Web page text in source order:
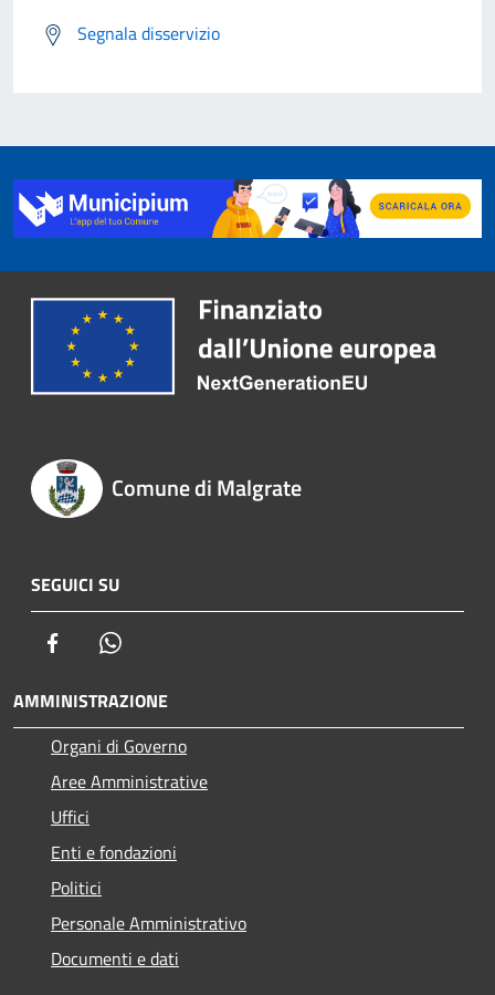
Segnala disservizio
Comune di Malgrate
SEGUICI SU
Facebook
AMMINISTRAZIONE
Organi di Governo
Aree Amministrative
Uffici
Enti e fondazioni
Politici
Personale Amministrativo
Documenti e dati